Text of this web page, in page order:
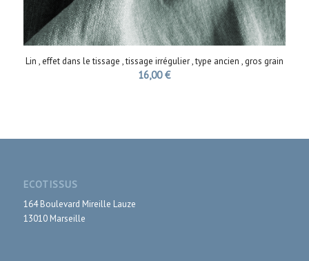
Lin , effet dans le tissage , tissage irrégulier , type ancien , gros grain
16,00€
ECOTISSUS
164 Boulevard Mireille Lauze
13010 Marseille